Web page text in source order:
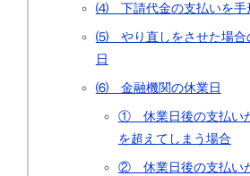
⑷ 下請代金の支払いを手
⑸ やり直しをさせた場合
日
⑹ 金融機関の休業日
① 休業日後の支払い
を超えてしまう場合
② 休業日後の支払い